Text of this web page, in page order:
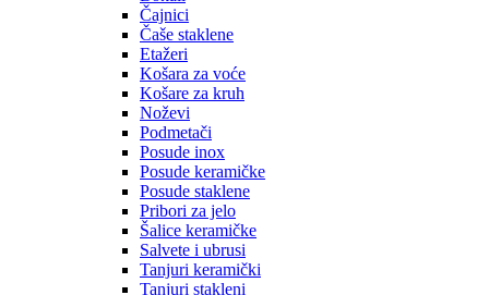
Čajnici
Čaše staklene
Etažeri
Košara za voće
Košare za kruh
Noževi
Podmetači
Posude inox
Posude keramičke
Posude staklene
Pribori za jelo
Šalice keramičke
Salvete i ubrusi
Tanjuri keramički
Tanjuri stakleni